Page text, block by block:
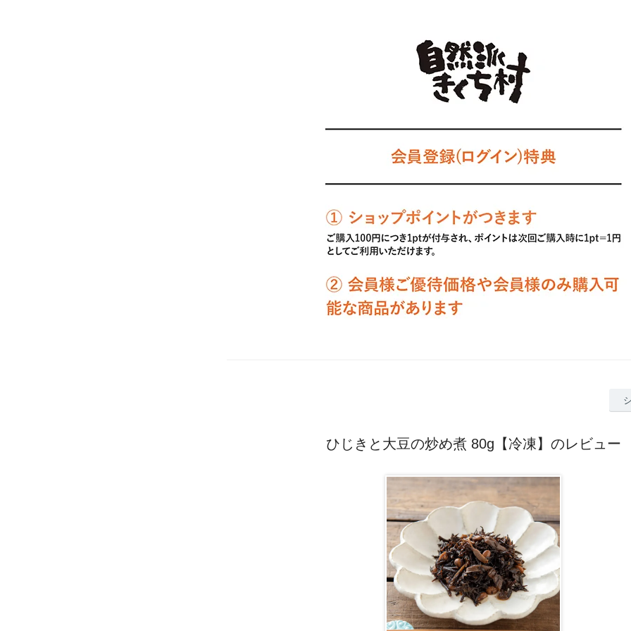
ひじきと大豆の炒め煮 80g【冷凍】のレビュー